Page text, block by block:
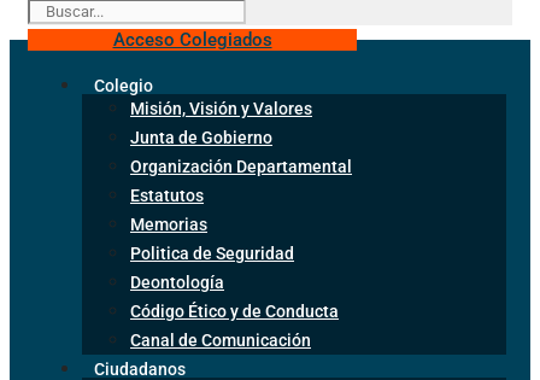
Acceso Colegiados
Colegio
Misión, Visión y Valores
Junta de Gobierno
Organización Departamental
Estatutos
Memorias
Politica de Seguridad
Deontología
Código Ético y de Conducta
Canal de Comunicación
Ciudadanos